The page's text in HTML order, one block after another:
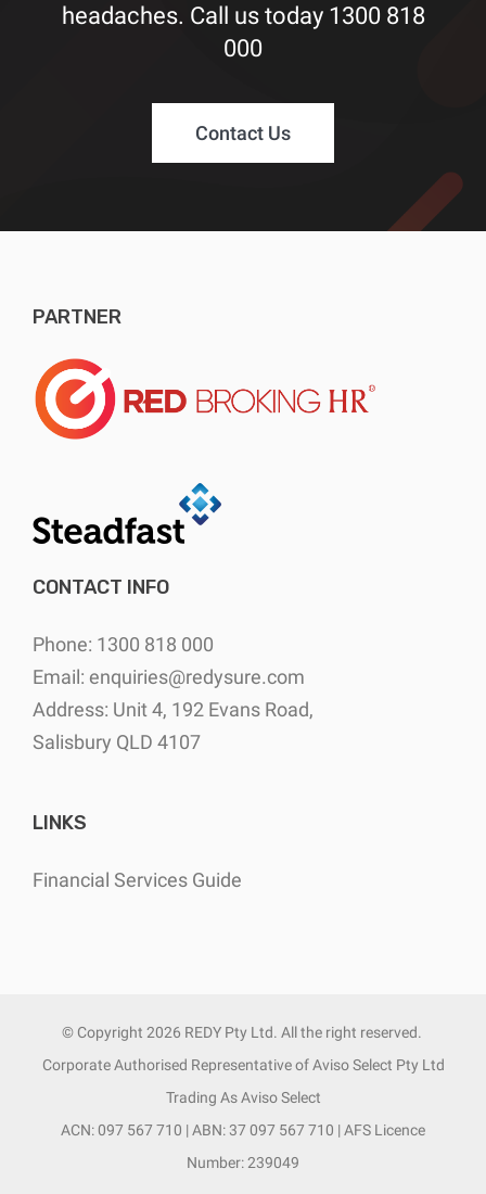
headaches. Call us today 1300 818
000
Contact Us
PARTNER
CONTACT INFO
Phone: 1300 818 000
Email: enquiries@redysure.com
Address: Unit 4, 192 Evans Road,
Salisbury QLD 4107
LINKS
Financial Services Guide
© Copyright 2026 REDY Pty Ltd. All the right reserved.
Corporate Authorised Representative of Aviso Select Pty Ltd
Trading As Aviso Select
ACN: 097 567 710 | ABN: 37 097 567 710 | AFS Licence
Number: 239049